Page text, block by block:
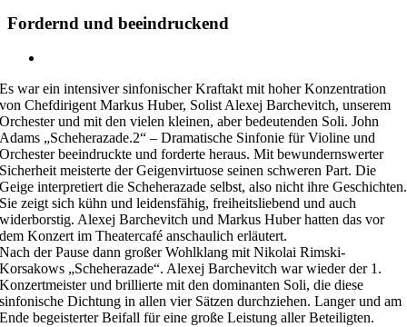
Fordernd und beeindruckend
Bild
Es war ein intensiver sinfonischer Kraftakt mit hoher Konzentration
von Chefdirigent Markus Huber, Solist Alexej Barchevitch, unserem
Orchester und mit den vielen kleinen, aber bedeutenden Soli. John
Adams „Scheherazade.2“ – Dramatische Sinfonie für Violine und
Orchester beeindruckte und forderte heraus. Mit bewundernswerter
Sicherheit meisterte der Geigenvirtuose seinen schweren Part. Die
Geige interpretiert die Scheherazade selbst, also nicht ihre Geschichten.
Sie zeigt sich kühn und leidensfähig, freiheitsliebend und auch
widerborstig. Alexej Barchevitch und Markus Huber hatten das vor
dem Konzert im Theatercafé anschaulich erläutert.
Nach der Pause dann großer Wohlklang mit Nikolai Rimski-
Korsakows „Scheherazade“. Alexej Barchevitch war wieder der 1.
Konzertmeister und brillierte mit den dominanten Soli, die diese
sinfonische Dichtung in allen vier Sätzen durchziehen. Langer und am
Ende begeisterter Beifall für eine große Leistung aller Beteiligten.